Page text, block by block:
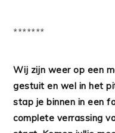
*******
Wij zijn weer op een
gestuit en wel in het
stap je binnen in een
complete verrassing